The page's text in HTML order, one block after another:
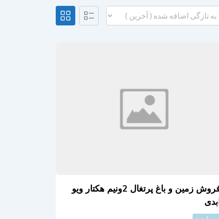
فروش زمین و باغ پرتغال 2ونیم هکتار ویو